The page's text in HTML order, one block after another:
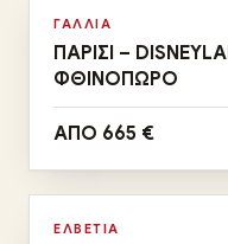
Αυγ · Σεπ
ΓΑΛΛΙΑ
ΠΑΡΙΣΙ –
ΦΘΙΝΟΠΩΡΟ
ΑΠΟ 665 €
Φεβ – Δεκ
Αναχωρήσεις:
06/11 & 11/12 & 05/02 &
ΕΛΒΕΤΙΑ